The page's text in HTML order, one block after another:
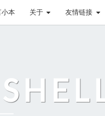
本 关于 友情链接